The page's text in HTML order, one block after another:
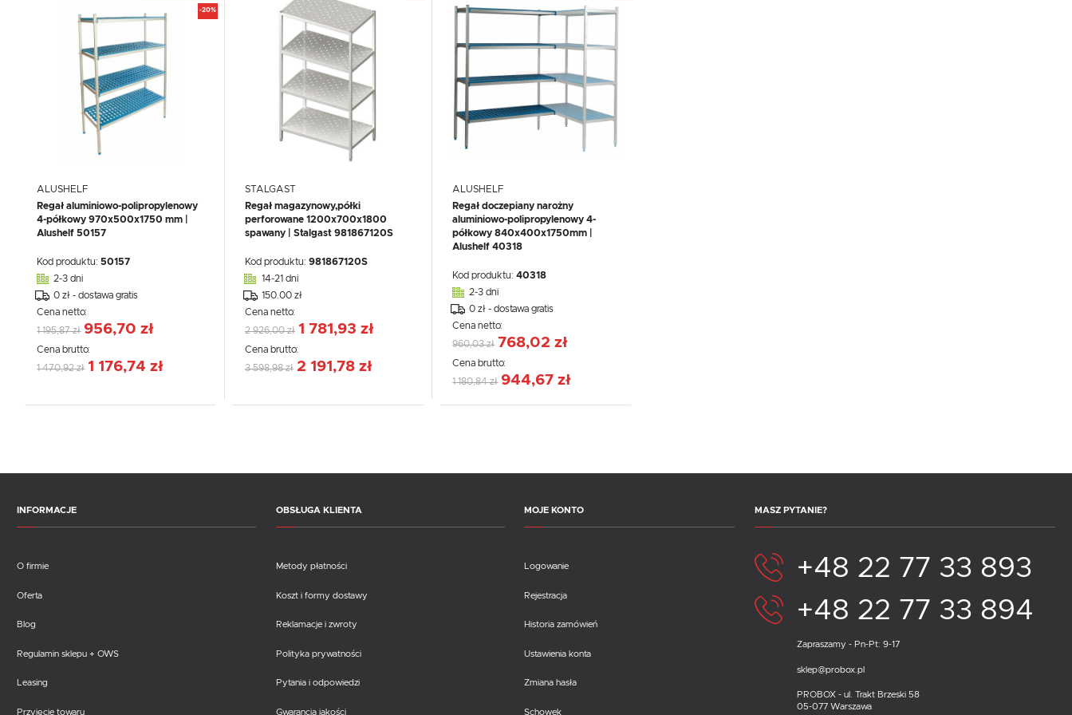
-20%
ALUSHELF
Regał aluminiowo-polipropylenowy
4-półkowy 970x500x1750 mm |
Alushelf 50157
Kod produktu:50157
2-3 dni
0 zł - dostawa gratis
Cena netto:
1 195,87 zł 956,70 zł
Cena brutto:
1 470,92 zł 1 176,74 zł
STALGAST
Regał magazynowy,półki
perforowane 1200x700x1800
spawany | Stalgast 981867120S
Kod produktu: 981867120S
14-21 dni
150.00 zł
Cena netto:
2 926,00 zł 1 781,93 zł
Cena brutto:
3 598,98 zł 2 191,78 zł
ALUSHELF
Regał doczepiany narożny
aluminiowo-polipropylenowy 4-
półkowy 840x400x1750mm |
Alushelf 40318
Kod produktu:40318
2-3 dni
0 zł - dostawa gratis
Cena netto:
960,03 zł 768,02 zł
Cena brutto:
1 180,84 zł 944,67 zł
INFORMACJE
O firmie
Oferta
Blog
Regulamin sklepu + OWS
Leasing
Przyjęcie towaru
OBSŁUGA KLIENTA
Metody płatności
Koszt i formy dostawy
Reklamacje i zwroty
Polityka prywatności
Pytania i odpowiedzi
Gwarancja jakości
MOJE KONTO
Logowanie
Rejestracja
Historia zamówień
Ustawienia konta
Zmiana hasła
Schowek
MASZ PYTANIE?
+48 22 77 33 893
+48 22 77 33 894
Zapraszamy - Pn-Pt: 9-17
sklep@probox.pl
PROBOX - ul. Trakt Brzeski 58
05-077 Warszawa